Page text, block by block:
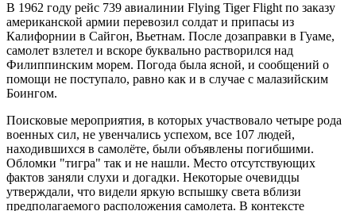
В 1962 году рейс 739 авиалинии Flying Tiger Flight по заказу
американской армии перевозил солдат и припасы из
Калифорнии в Сайгон, Вьетнам. После дозаправки в Гуаме,
самолет взлетел и вскоре буквально растворился над
Филиппинским морем. Погода была ясной, и сообщений о
помощи не поступало, равно как и в случае с малазийским
Боингом.
Поисковые мероприятия, в которых участвовало четыре рода
военных сил, не увенчались успехом, все 107 людей,
находившихся в самолёте, были объявлены погибшими.
Обломки "тигра" так и не нашли. Место отсутствующих
фактов заняли слухи и догадки. Некоторые очевидцы
утверждали, что видели яркую вспышку света вблизи
предполагаемого расположения самолета. В контексте